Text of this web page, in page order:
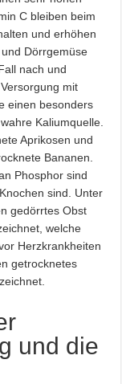
C bleiben beim
und erhöhen
Dörrgemüse
nach und
mit
einen besonders
Kaliumquelle.
Aprikosen und
Bananen.
Phosphor sind
sind. Unter
gedörrtes Obst
welche
Herzkrankheiten
getrocknetes
und die